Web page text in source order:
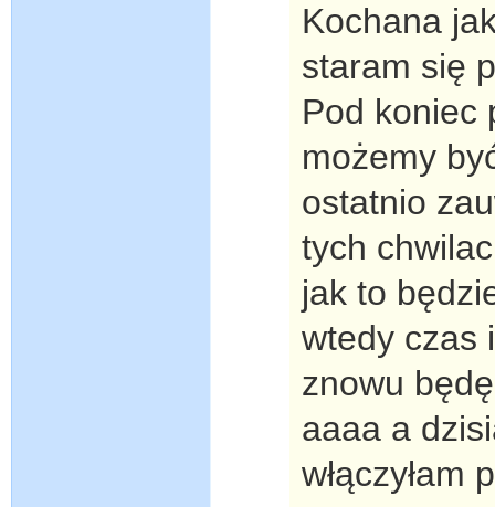
Kochana
staram się
Pod koniec
możemy
ostatnio
tych
jak to
wtedy czas
znowu
aaaa a
włączyłam